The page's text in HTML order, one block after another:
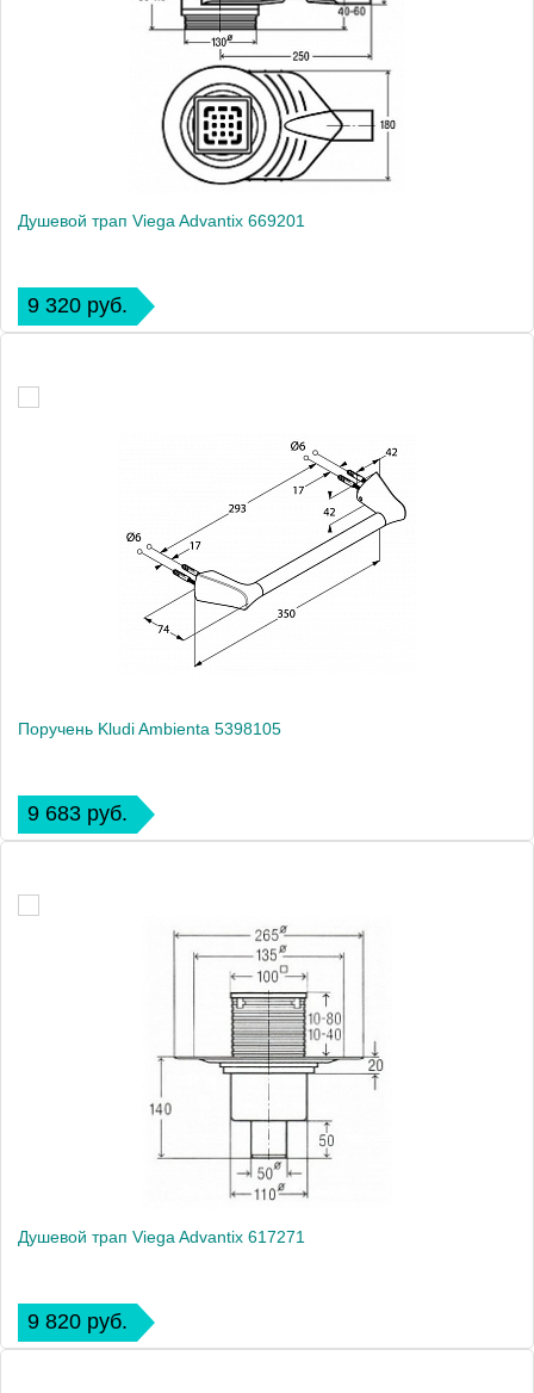
Душевой трап Viega Advantix 669201
9 320 руб.
Поручень Kludi Ambienta 5398105
9 683 руб.
Душевой трап Viega Advantix 617271
9 820 руб.